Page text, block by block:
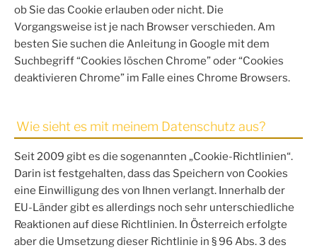
ob Sie das Cookie erlauben oder nicht. Die
Vorgangsweise ist je nach Browser verschieden. Am
besten Sie suchen die Anleitung in Google mit dem
Suchbegriff “Cookies löschen Chrome” oder “Cookies
deaktivieren Chrome” im Falle eines Chrome Browsers.
Wie sieht es mit meinem Datenschutz aus?
Seit 2009 gibt es die sogenannten „Cookie-Richtlinien“.
Darin ist festgehalten, dass das Speichern von Cookies
eine Einwilligung des von Ihnen verlangt. Innerhalb der
EU-Länder gibt es allerdings noch sehr unterschiedliche
Reaktionen auf diese Richtlinien. In Österreich erfolgte
aber die Umsetzung dieser Richtlinie in § 96 Abs. 3 des